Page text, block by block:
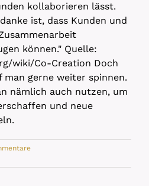
kollaborieren lässt.
ist, dass Kunden und
können." Quelle:
wiki/Co-Creation Doch
man gerne weiter spinnen.
nämlich auch nutzen, um
und neue